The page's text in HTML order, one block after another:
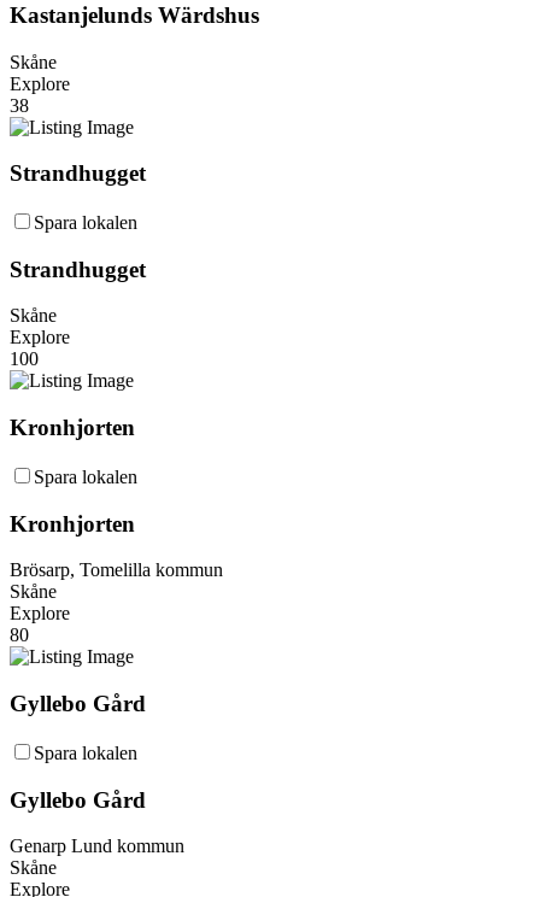
Kastanjelunds Wärdshus
Skåne
Explore
38
Strandhugget
Spara lokalen
Strandhugget
Skåne
Explore
100
Kronhjorten
Spara lokalen
Kronhjorten
Brösarp, Tomelilla kommun
Skåne
Explore
80
Gyllebo Gård
Spara lokalen
Gyllebo Gård
Genarp Lund kommun
Skåne
Explore